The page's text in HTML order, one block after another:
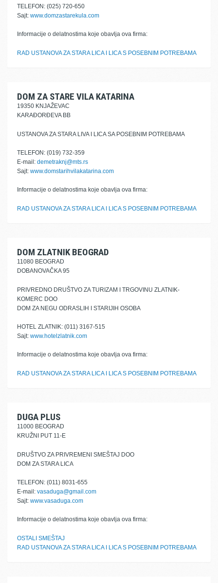
TELEFON: (025) 720-650
Sajt: www.domzastarekula.com
Informacije o delatnostima koje obavlja ova firma:
RAD USTANOVA ZA STARA LICA I LICA S POSEBNIM POTREBAMA
DOM ZA STARE VILA KATARINA
19350 KNJAŽEVAC
KARAĐORĐEVA BB
USTANOVA ZA STARA LIVA I LICA SA POSEBNIM POTREBAMA
TELEFON: (019) 732-359
E-mail: demetraknj@mts.rs
Sajt: www.domstarihvilakatarina.com
Informacije o delatnostima koje obavlja ova firma:
RAD USTANOVA ZA STARA LICA I LICA S POSEBNIM POTREBAMA
DOM ZLATNIK BEOGRAD
11080 BEOGRAD
DOBANOVAČKA 95
PRIVREDNO DRUŠTVO ZA TURIZAM I TRGOVINU ZLATNIK-
KOMERC DOO
DOM ZA NEGU ODRASLIH I STARIJIH OSOBA
HOTEL ZLATNIK: (011) 3167-515
Sajt: www.hotelzlatnik.com
Informacije o delatnostima koje obavlja ova firma:
RAD USTANOVA ZA STARA LICA I LICA S POSEBNIM POTREBAMA
DUGA PLUS
11000 BEOGRAD
KRUŽNI PUT 11-E
DRUŠTVO ZA PRIVREMENI SMEŠTAJ DOO
DOM ZA STARA LICA
TELEFON: (011) 8031-655
E-mail: vasaduga@gmail.com
Sajt: www.vasaduga.com
Informacije o delatnostima koje obavlja ova firma:
OSTALI SMEŠTAJ
RAD USTANOVA ZA STARA LICA I LICA S POSEBNIM POTREBAMA